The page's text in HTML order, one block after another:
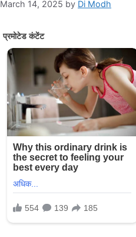
March 14, 2025 by Di Modh